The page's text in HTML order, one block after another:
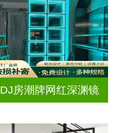
DJ房潮牌网红深渊镜